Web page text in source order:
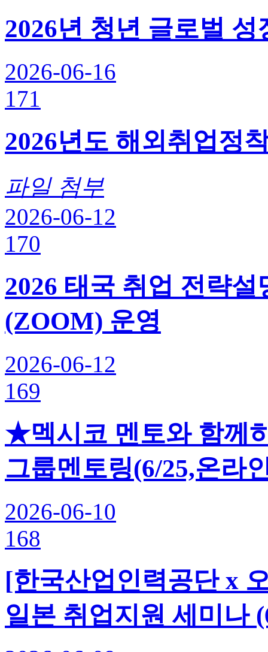
2026년 청년 글로벌
2026-06-16
171
2026년도 해외취업정
파일 첨부
2026-06-12
170
2026 태국 취업 전략
(ZOOM) 운영
2026-06-12
169
★멕시코 멘토와 함께
그룹멘토링(6/25,온라
2026-06-10
168
[한국산업인력공단 x
일본 취업지원 세미나